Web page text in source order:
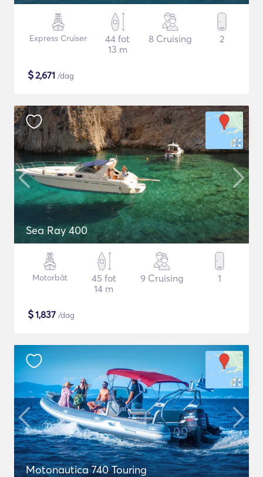
Express Cruiser
44 fot
13 m
8 Cruising 2
$2,671 /dag
Sea Ray 400
Motorbåt
45 fot
14 m
9 Cruising 1
$1,837 /dag
Motonautica 740 Touring